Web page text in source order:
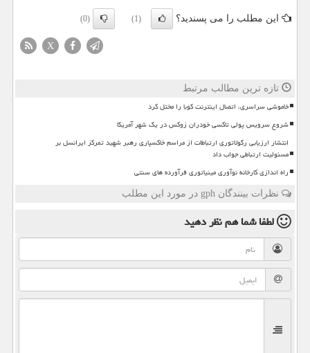
این مطلب را می پسندید؟ (1)
(0)
X
تازه ترین مطالب مرتبط
خاموشی سراسری، اتصال اینترنت کوبا را مختل کرد
شروع سرویس پولی تاکسی خودران زوکس در یک شهر آمریکا
انتشار ارزیابی رگولاتوری ارتباطات از مراسم خاکسپاری رهبر شهید تمرکز ایرانسل بر
مسئولیت ارتباطی جواب داد
راه اندازی کارخانه نوآوری مینیاتوری فرآورده های سنتی
نظرات بینندگان gph در مورد این مطلب
لطفا شما همنظر دهید